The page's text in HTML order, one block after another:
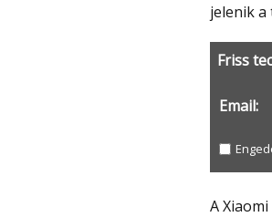
jelenik a
Friss
Email:
A Xiaomi Bluetooth Remote 2 Pro egy 300 mAh-s akkumulátort kapott, a töltés